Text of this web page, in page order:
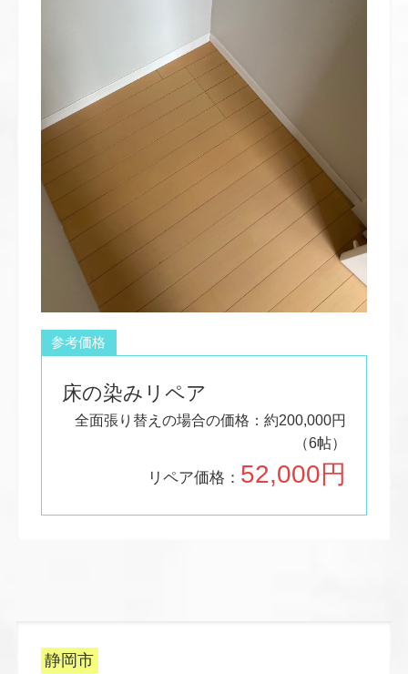
参考価格
床の染みリペア
全面張り替えの場合の価格：約200,000円
（6帖）
リペア価格： 52,000円
静岡市